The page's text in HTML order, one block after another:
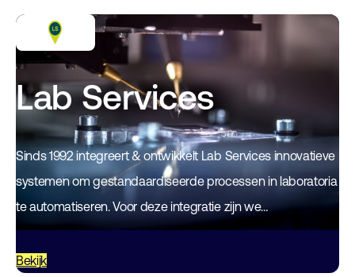
Lab Services
Sinds 1992 integreert & ontwikkelt Lab Services innovatieve
systemen om gestandaardiseerde processen in laboratoria
te automatiseren. Voor deze integratie zijn we
merkonafhankelijk & gebruiken wij onze eigen software,
PlateButler! Hiermee…
Bekijk